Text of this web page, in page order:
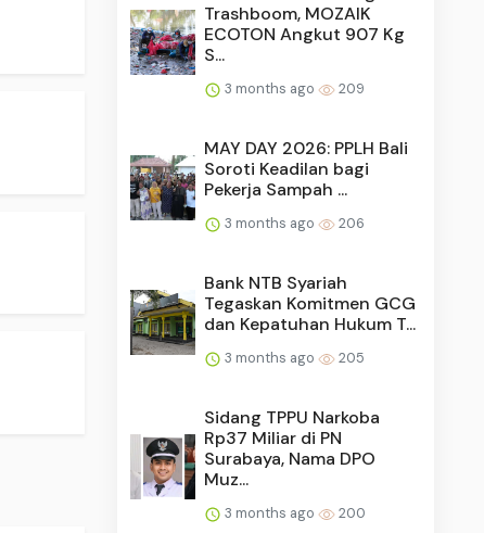
Trashboom, MOZAIK
ECOTON Angkut 907 Kg
S...
3 months ago 209
MAY DAY 2026: PPLH Bali
Soroti Keadilan bagi
Pekerja Sampah ...
3 months ago 206
Bank NTB Syariah
Tegaskan Komitmen GCG
dan Kepatuhan Hukum T...
3 months ago 205
Sidang TPPU Narkoba
Rp37 Miliar di PN
Surabaya, Nama DPO
Muz...
3 months ago 200